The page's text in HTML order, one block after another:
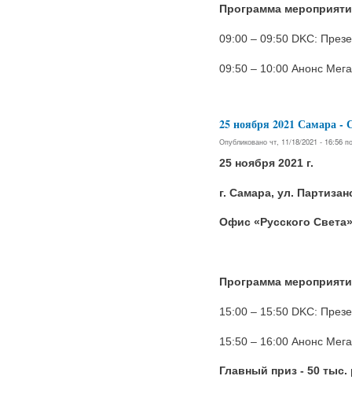
Программа
09:00 – 09:50 DKC:
09:50 – 10:00 Анонс
25 ноября 2021
Опубликовано чт, 11/18/2021 - 16:56
25 ноября 2021 г.
г. Самара, ул.
Офис «Русского Света»
Программа
15:00 – 15:50 DKC:
15:50 – 16:00 Анонс
Главный приз - 50 тыс.